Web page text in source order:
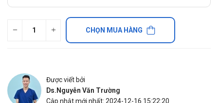
CHỌN MUA HÀNG
Được viết bởi
Ds.Nguyễn Văn Trường
Cập nhật mới nhất: 2024-12-16 15:22:20